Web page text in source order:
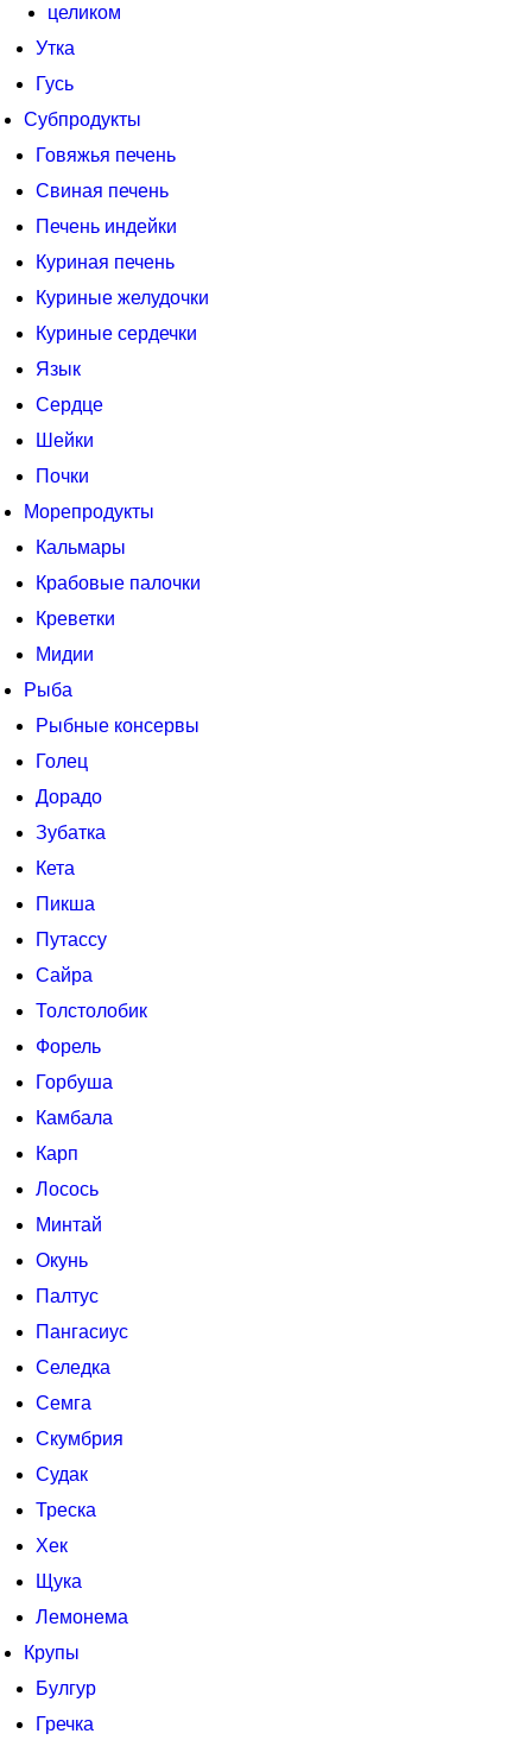
целиком
Утка
Гусь
Субпродукты
Говяжья печень
Свиная печень
Печень индейки
Куриная печень
Куриные желудочки
Куриные сердечки
Язык
Сердце
Шейки
Почки
Морепродукты
Кальмары
Крабовые палочки
Креветки
Мидии
Рыба
Рыбные консервы
Голец
Дорадо
Зубатка
Кета
Пикша
Путассу
Сайра
Толстолобик
Форель
Горбуша
Камбала
Карп
Лосось
Минтай
Окунь
Палтус
Пангасиус
Селедка
Семга
Скумбрия
Судак
Треска
Хек
Щука
Лемонема
Крупы
Булгур
Гречка